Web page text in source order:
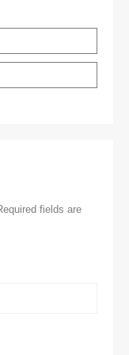
fields are